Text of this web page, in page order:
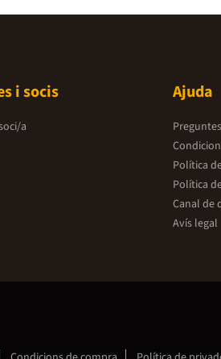
i socis
a
Ajuda
Política
Política
Canal de
Avís legal